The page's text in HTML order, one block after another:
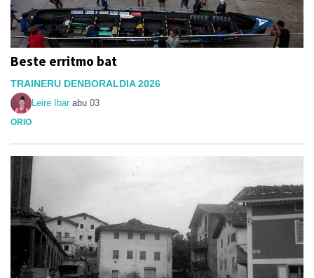
Beste erritmo bat
TRAINERU DENBORALDIA 2026
Leire Ibar abu 03
ORIO